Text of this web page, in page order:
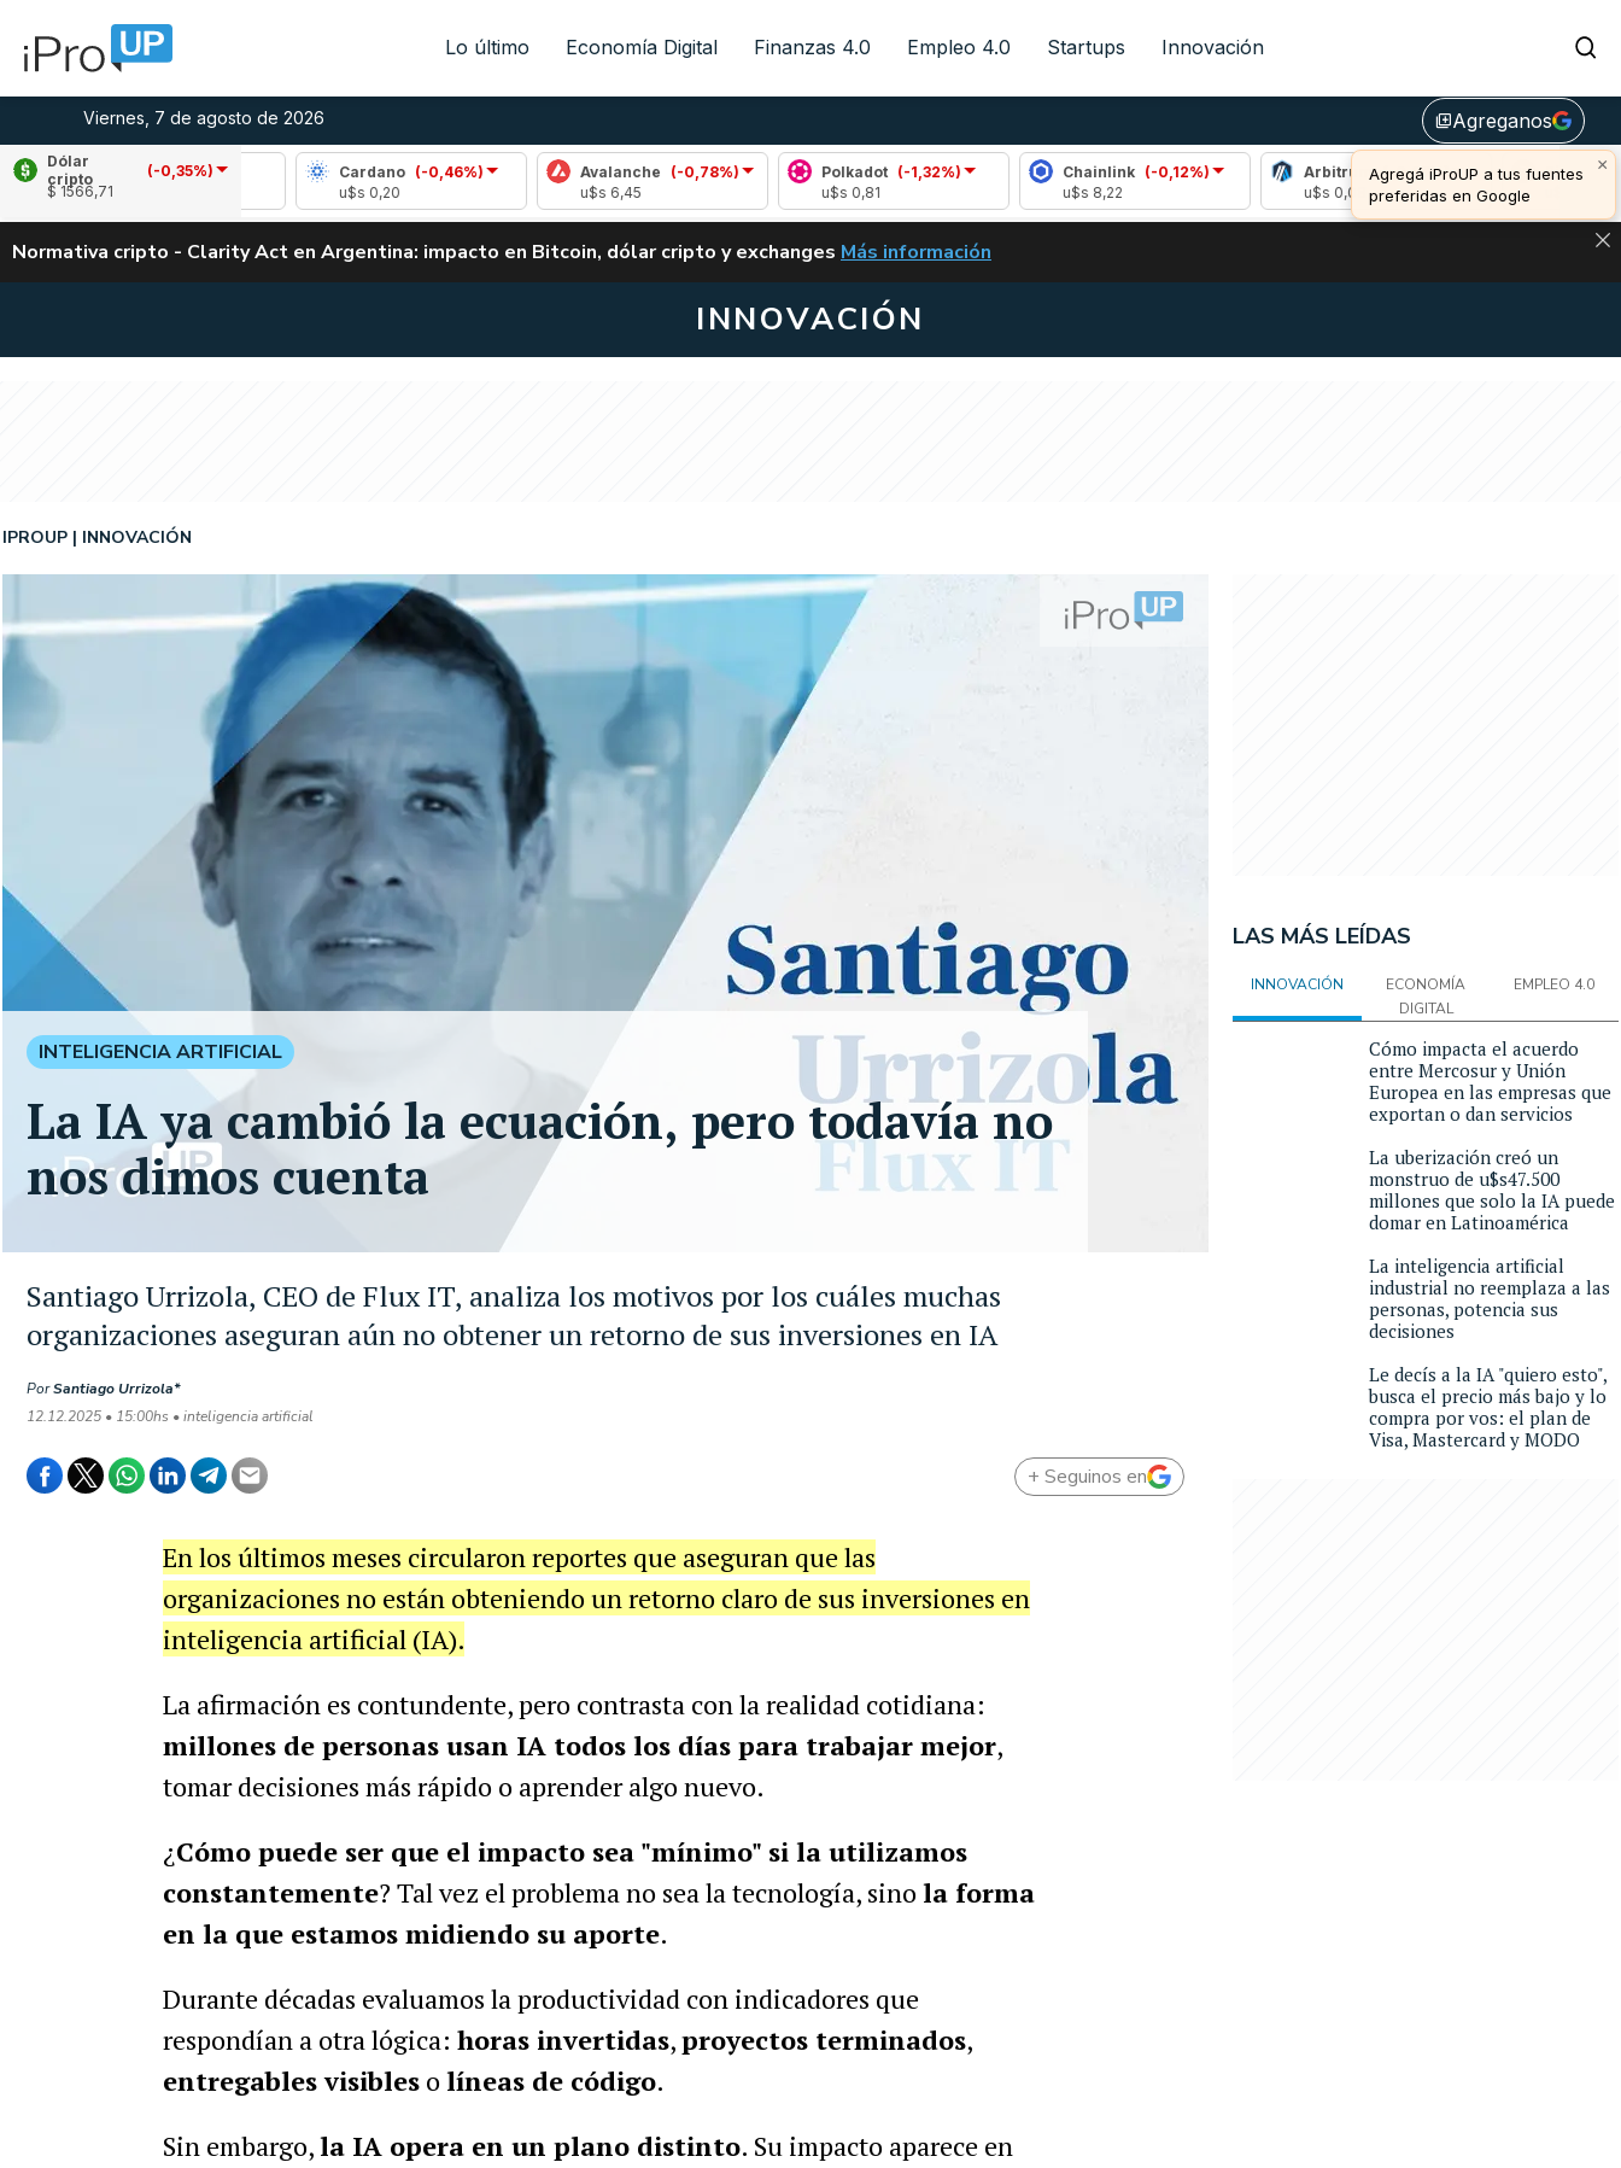
Lo último Economía Digital Finanzas 4.0 Empleo 4.0 Startups Innovación
Viernes, 7 de agosto de 2026 library_addAgreganos
×
Agregá iProUP a tus fuentes
preferidas en Google
Dólar
cripto
(-0,35%)
$ 1566,71
Ripple
u$s 1,02
Cardano
(-0,46%)
Avalanche (-0,78%)
Polkadot
(-1,32%)
Chainlink (-0,12%)
Arbitrum (-0,95%)
Bitcoin (0,77%)
u$s 64.934,00
Normativa cripto - Clarity Act en Argentina: impacto en Bitcoin, dólar cripto y exchanges CLARITY ACT EN ARGENTINA: IMPACTO EN BITCOIN, DÓLAR CRIPTO Y EXCHANGES
Más información
INNOVACIÓN
Santiago Urrizola, CEO de Flux IT, analiza los motivos por los cuáles muchas
organizaciones aseguran aún no obtener un retorno de sus inversiones en IA
IPROUP INNOVACIÓN
PorSantiago Urrizola*
12.12.2025 • 15:00hs • inteligencia artificial
INTELIGENCIA ARTIFICIAL
La IA ya cambió la ecuación, pero todavía no
nos dimos cuenta
+ Seguinos en
En los últimos meses circularon reportes que aseguran que las
organizaciones no están obteniendo un retorno claro de sus inversiones en
inteligencia artificial (IA).
La afirmación es contundente, pero contrasta con la realidad cotidiana:
millones de personas usan IA todos los días para trabajar mejor,
tomar decisiones más rápido o aprender algo nuevo.
¿Cómo puede ser que el impacto sea "mínimo" si la utilizamos
constantemente? Tal vez el problema no sea la tecnología, sino la forma
en la que estamos midiendo su aporte.
Durante décadas evaluamos la productividad con indicadores que
respondían a otra lógica: horas invertidas,proyectos terminados,
entregables visibleso líneas de código.
Sin embargo,la IA opera en un plano distinto. Su impacto aparece en
LAS MÁS LEÍDAS
INNOVACIÓN
ECONOMÍA
DIGITAL
EMPLEO 4.0
Cómo impacta el acuerdo
entre Mercosur y Unión
Europea en las empresas que
exportan o dan servicios
La uberización creó un
monstruo de u$s47.500
millones que solo la IA puede
domar en Latinoamérica
La inteligencia artificial
industrial no reemplaza a las
personas, potencia sus
decisiones
Le decís a la IA "quiero esto",
busca el precio más bajo y lo
compra por vos: el plan de
Visa, Mastercard y MODO